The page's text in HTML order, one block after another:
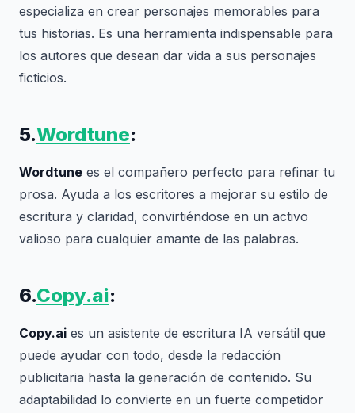
especializa en crear personajes memorables para
tus historias. Es una herramienta indispensable para
los autores que desean dar vida a sus personajes
ficticios.
5.Wordtune:
Wordtune es el compañero perfecto para refinar tu
prosa. Ayuda a los escritores a mejorar su estilo de
escritura y claridad, convirtiéndose en un activo
valioso para cualquier amante de las palabras.
6.Copy.ai:
Copy.ai es un asistente de escritura IA versátil que
puede ayudar con todo, desde la redacción
publicitaria hasta la generación de contenido. Su
adaptabilidad lo convierte en un fuerte competidor